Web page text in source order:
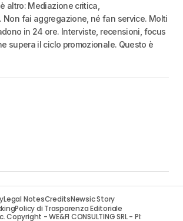
altro: Mediazione critica,
Non fai aggregazione, né fan service. Molti
in 24 ore. Interviste, recensioni, focus
supera il ciclo promozionale. Questo è
Legal NotesCreditsNewsic Story
Policy di Trasparenza Editoriale
- WE&FI CONSULTING SRL - PI: